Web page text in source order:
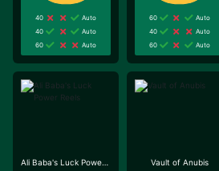
40
Auto
40
Auto
60
Auto
60
Auto
40
Auto
60
Auto
Ali Baba's Luck Power Reels Vault of Anubis